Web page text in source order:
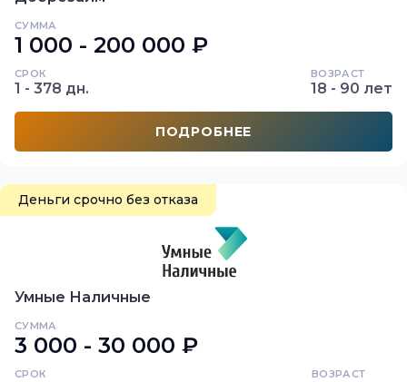
СУММА
1 000 - 200 000 ₽
СРОК
1 - 378 дн.
ВОЗРАСТ
18 - 90 лет
ПОДРОБНЕЕ
Деньги срочно без отказа
Умные Наличные
СУММА
3 000 - 30 000 ₽
СРОК ВОЗРАСТ